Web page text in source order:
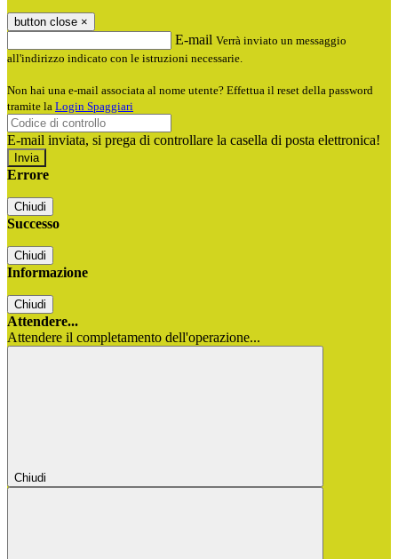
button close ×
E-mail Verrà inviato un messaggio
all'indirizzo indicato con le istruzioni necessarie.
Non hai una e-mail associata al nome utente? Effettua il reset della password
tramite la Login Spaggiari
E-mail inviata, si prega di controllare la casella di posta elettronica!
Errore
Chiudi
Successo
Chiudi
Informazione
Chiudi
Attendere...
Attendere il completamento dell'operazione...
Chiudi